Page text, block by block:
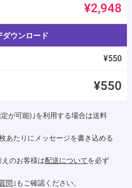
¥2,948
ダウンロード
¥550
¥550
が可能)｣を利用する場合は送料
あたりにメッセージを書き込める
のお客様は配送についてを必ず
問 ｣もご確認ください。